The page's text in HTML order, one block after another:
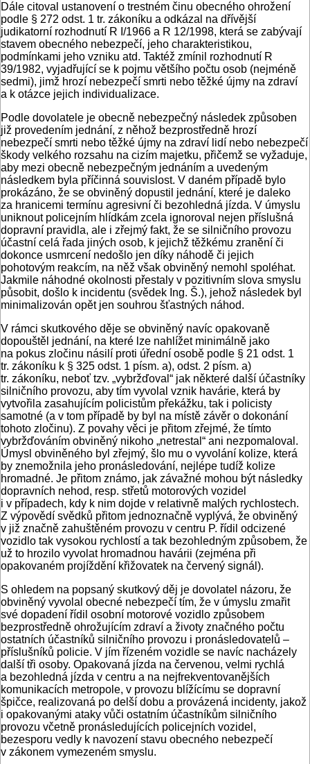
Dále citoval ustanovení o trestném činu obecného ohrožení
podle § 272 odst. 1 tr. zákoníku a odkázal na dřívější
judikatorní rozhodnutí R I/1966 a R 12/1998, která se zabývají
stavem obecného nebezpečí, jeho charakteristikou,
podmínkami jeho vzniku atd. Taktéž zmínil rozhodnutí R
39/1982, vyjadřující se k pojmu většího počtu osob (nejméně
sedmi), jimž hrozí nebezpečí smrti nebo těžké újmy na zdraví
a k otázce jejich individualizace.
Podle dovolatele je obecně nebezpečný následek způsoben
již provedením jednání, z něhož bezprostředně hrozí
nebezpečí smrti nebo těžké újmy na zdraví lidí nebo nebezpečí
škody velkého rozsahu na cizím majetku, přičemž se vyžaduje,
aby mezi obecně nebezpečným jednáním a uvedeným
následkem byla příčinná souvislost. V daném případě bylo
prokázáno, že se obviněný dopustil jednání, které je daleko
za hranicemi termínu agresivní či bezohledná jízda. V úmyslu
uniknout policejním hlídkám zcela ignoroval nejen příslušná
dopravní pravidla, ale i zřejmý fakt, že se silničního provozu
účastní celá řada jiných osob, k jejichž těžkému zranění či
dokonce usmrcení nedošlo jen díky náhodě či jejich
pohotovým reakcím, na něž však obviněný nemohl spoléhat.
Jakmile náhodné okolnosti přestaly v pozitivním slova smyslu
působit, došlo k incidentu (svědek Ing. Š.), jehož následek byl
minimalizován opět jen souhrou šťastných náhod.
V rámci skutkového děje se obviněný navíc opakovaně
dopouštěl jednání, na které lze nahlížet minimálně jako
na pokus zločinu násilí proti úřední osobě podle § 21 odst. 1
tr. zákoníku k § 325 odst. 1 písm. a), odst. 2 písm. a)
tr. zákoníku, neboť tzv. „vybržďoval“ jak některé další účastníky
silničního provozu, aby tím vyvolal vznik havárie, která by
vytvořila zasahujícím policistům překážku, tak i policisty
samotné (a v tom případě by byl na místě závěr o dokonání
tohoto zločinu). Z povahy věci je přitom zřejmé, že tímto
vybržďováním obviněný nikoho „netrestal“ ani nezpomaloval.
Úmysl obviněného byl zřejmý, šlo mu o vyvolání kolize, která
by znemožnila jeho pronásledování, nejlépe tudíž kolize
hromadné. Je přitom známo, jak závažné mohou být následky
dopravních nehod, resp. střetů motorových vozidel
i v případech, kdy k nim dojde v relativně malých rychlostech.
Z výpovědí svědků přitom jednoznačně vyplývá, že obviněný
v již značně zahuštěném provozu v centru P. řídil odcizené
vozidlo tak vysokou rychlostí a tak bezohledným způsobem, že
už to hrozilo vyvolat hromadnou havárii (zejména při
opakovaném projíždění křižovatek na červený signál).
S ohledem na popsaný skutkový děj je dovolatel názoru, že
obviněný vyvolal obecné nebezpečí tím, že v úmyslu zmařit
své dopadení řídil osobní motorové vozidlo způsobem
bezprostředně ohrožujícím zdraví a životy značného počtu
ostatních účastníků silničního provozu i pronásledovatelů –
příslušníků policie. V jím řízeném vozidle se navíc nacházely
další tři osoby. Opakovaná jízda na červenou, velmi rychlá
a bezohledná jízda v centru a na nejfrekventovanějších
komunikacích metropole, v provozu blížícímu se dopravní
špičce, realizovaná po delší dobu a provázená incidenty, jakož
i opakovanými ataky vůči ostatním účastníkům silničního
provozu včetně pronásledujících policejních vozidel,
bezesporu vedly k navození stavu obecného nebezpečí
v zákonem vymezeném smyslu.